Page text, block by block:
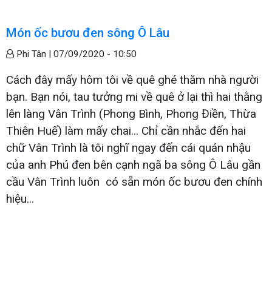
Món ốc bươu đen sông Ô Lâu
Phi Tân | 07/09/2020 - 10:50
Cách đây mấy hôm tôi về quê ghé thăm nhà người
bạn. Bạn nói, tau tưởng mi về quê ở lại thì hai thằng
lên làng Vân Trình (Phong Bình, Phong Điền, Thừa
Thiên Huế) làm mấy chai... Chỉ cần nhắc đến hai
chữ Vân Trình là tôi nghĩ ngay đến cái quán nhậu
của anh Phú đen bên cạnh ngã ba sông Ô Lâu gần
cầu Vân Trình luôn có sẵn món ốc bươu đen chính
hiệu...